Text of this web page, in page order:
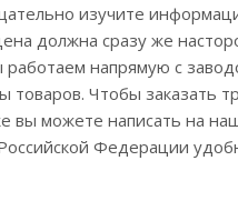
изучите
должна сразу же
напрямую с
Чтобы заказать
вы можете написать на
Федерации